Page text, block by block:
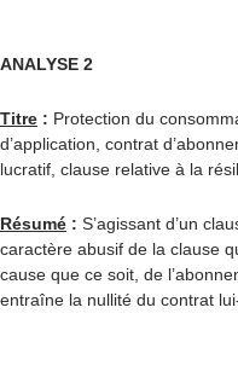
ANALYSE 2
Titre : Protection du
d’application, contrat
lucratif, clause relative à la
Résumé : S’agissant d’un
caractère abusif de la clause
cause que ce soit, de
entraîne la nullité du contrat